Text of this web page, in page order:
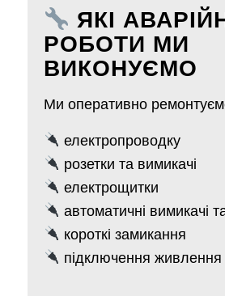
ЯКІ
РОБОТИ МИ
ВИКОНУЄМО
Ми оперативно
електропроводку
розетки та вимикачі
електрощитки
автоматичні вимикачі
короткі замикання
підключення живлення